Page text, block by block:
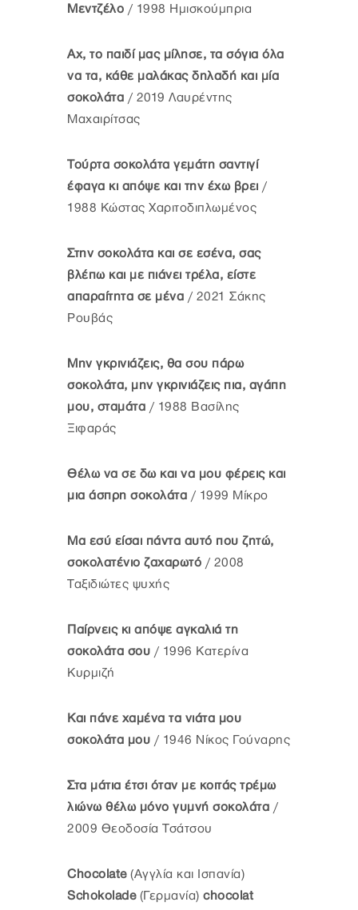
Μεντζέλο / 1998 Ημισκούμπρια
Αχ, το παιδί μας μίλησε, τα σόγια όλα
να τα, κάθε μαλάκας δηλαδή και μία
σοκολάτα / 2019 Λαυρέντης
Μαχαιρίτσας
Τούρτα σοκολάτα γεμάτη σαντιγί
έφαγα κι απόψε και την έχω βρει /
1988 Κώστας Χαριτοδιπλωμένος
Στην σοκολάτα και σε εσένα, σας
βλέπω και με πιάνει τρέλα, είστε
απαραίτητα σε μένα / 2021 Σάκης
Ρουβάς
Μην γκρινιάζεις, θα σου πάρω
σοκολάτα, μην γκρινιάζεις πια, αγάπη
μου, σταμάτα / 1988 Βασίλης
Ξιφαράς
Θέλω να σε δω και να μου φέρεις και
μια άσπρη σοκολάτα / 1999 Μίκρο
Μα εσύ είσαι πάντα αυτό που ζητώ,
σοκολατένιο ζαχαρωτό / 2008
Ταξιδιώτες ψυχής
Παίρνεις κι απόψε αγκαλιά τη
σοκολάτα σου / 1996 Κατερίνα
Κυρμιζή
Και πάνε χαμένα τα νιάτα μου
σοκολάτα μου / 1946 Νίκος Γούναρης
Στα μάτια έτσι όταν με κοιτάς τρέμω
λιώνω θέλω μόνο γυμνή σοκολάτα /
2009 Θεοδοσία Τσάτσου
Chocolate(Aγγλία και Iσπανία)
Schokolade(Γερμανία) chocolat